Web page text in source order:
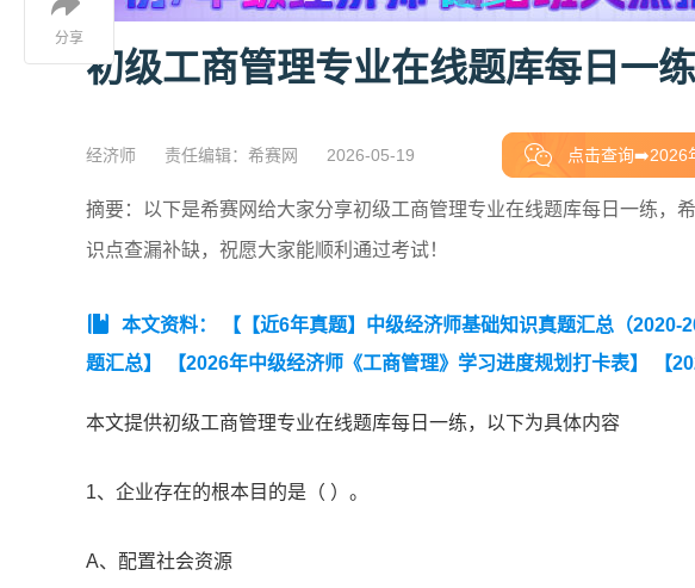
初级工商管理专业在线题库每日一
经济师 责任编辑：希赛网 2026-05-19 点击查询➡️2026
摘要：以下是希赛网给大家分享初级工商管理专业在线题库每日一练，
识点查漏补缺，祝愿大家能顺利通过考试！
本文资料： 【【近6年真题】中级经济师基础知识真题汇总（2020-
题汇总】
【2026年中级经济师《工商管理》学习进度规划打卡表】
【
本文提供初级工商管理专业在线题库每日一练，以下为具体内容
1、企业存在的根本目的是（ ）。
A、配置社会资源
分享